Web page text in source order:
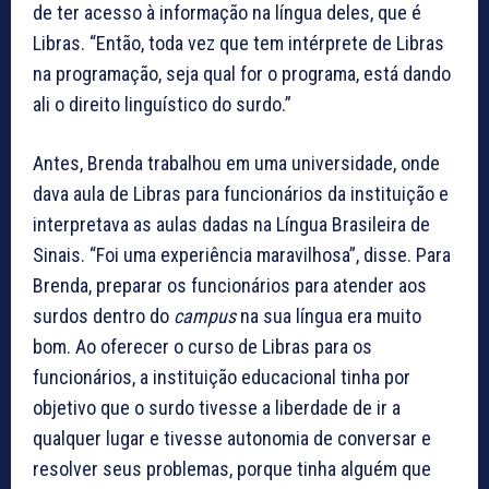
de ter acesso à informação na língua deles, que é
Libras. “Então, toda vez que tem intérprete de Libras
na programação, seja qual for o programa, está dando
ali o direito linguístico do surdo.”
Antes, Brenda trabalhou em uma universidade, onde
dava aula de Libras para funcionários da instituição e
interpretava as aulas dadas na Língua Brasileira de
Sinais. “Foi uma experiência maravilhosa”, disse. Para
Brenda, preparar os funcionários para atender aos
surdos dentro do campusna sua língua era muito
bom. Ao oferecer o curso de Libras para os
funcionários, a instituição educacional tinha por
objetivo que o surdo tivesse a liberdade de ir a
qualquer lugar e tivesse autonomia de conversar e
resolver seus problemas, porque tinha alguém que